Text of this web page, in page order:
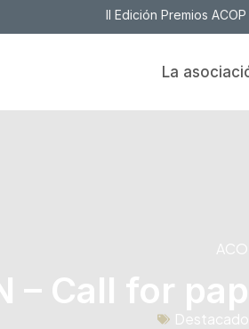
II Edición Premios
La
– Call for